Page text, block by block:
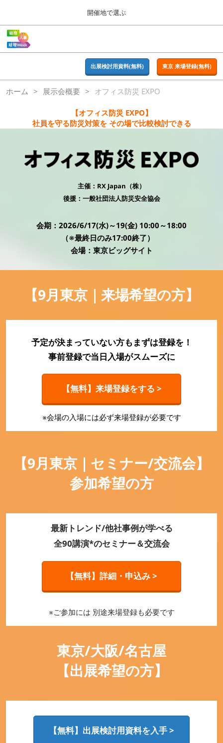
ッ
プ
し
進
む
to
close
the
開催地で選ぶ
2026年09月16日
大阪
インテックス大阪 / INTEX OSAKA
2027年07月21日
ポートメッセなごや / Port Messe Nagoya
HR EXPO【オンライン】
オンライン / online
理想の管理職カンファレンス
東京ビッグサイト | Tokyo Big Sight
ー
バ
ル
ナ
ビ
ー
シ
ョ
折
り
た
む
出展検討用資料(無料) 東京 来場登録(無料)
ホーム 展示会概要 オフィス防災 EXPO
【オフィス防災 EXPO】
社員を守る防災対策を その場で比較検討できる
主催：RX Japan（株）
後援：一般社団法人防災安全協会
会期：2026/6/17(水)～19(金) 10:00～18:00
（※最終日のみ17:00終了）
会場：東京ビッグサイト
【9月東京｜来場希望の方】
予定が決まっていない方もまずは登録を！
事前登録で当日入場がスムーズに
【無料】来場登録をする >
※会場の入場には必ず来場登録が必要です
【9月東京｜セミナー/交流会】
参加希望の方
最新トレンド/他社事例が学べる
全90講演*のセミナー＆交流会
【無料】詳細・申込み >
※ご参加には 別途来場登録も必要です
東京/大阪/名古屋
【出展希望の方】
【無料】出展検討用資料を入手 >